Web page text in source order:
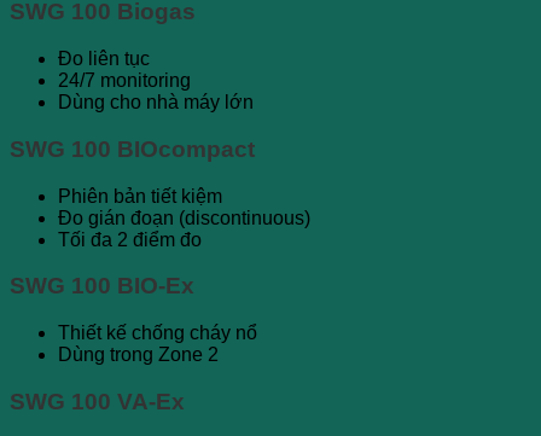
SWG 100 Biogas
Đo liên tục
24/7 monitoring
Dùng cho nhà máy lớn
SWG 100 BIOcompact
Phiên bản tiết kiệm
Đo gián đoạn (discontinuous)
Tối đa 2 điểm đo
SWG 100 BIO-Ex
Thiết kế chống cháy nổ
Dùng trong Zone 2
SWG 100 VA-Ex